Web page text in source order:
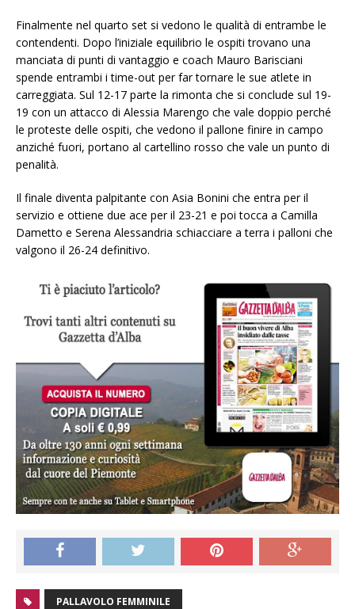
Finalmente nel quarto set si vedono le qualità di entrambe le
contendenti. Dopo l’iniziale equilibrio le ospiti trovano una
manciata di punti di vantaggio e coach Mauro Barisciani
spende entrambi i time-out per far tornare le sue atlete in
carreggiata. Sul 12-17 parte la rimonta che si conclude sul 19-
19 con un attacco di Alessia Marengo che vale doppio perché
le proteste delle ospiti, che vedono il pallone finire in campo
anziché fuori, portano al cartellino rosso che vale un punto di
penalità.
Il finale diventa palpitante con Asia Bonini che entra per il
servizio e ottiene due ace per il 23-21 e poi tocca a Camilla
Dametto e Serena Alessandria schiacciare a terra i palloni che
valgono il 26-24 definitivo.
PALLAVOLO FEMMINILE